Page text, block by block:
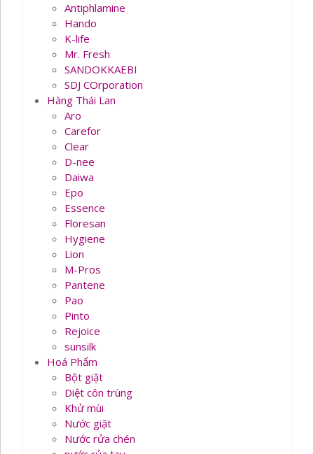
Antiphlamine
Hando
K-life
Mr. Fresh
SANDOKKAEBI
SDJ COrporation
Hàng Thái Lan
Aro
Carefor
Clear
D-nee
Daiwa
Epo
Essence
Floresan
Hygiene
Lion
M-Pros
Pantene
Pao
Pinto
Rejoice
sunsilk
Hoá Phẩm
Bột giặt
Diệt côn trùng
Khử mùi
Nước giặt
Nước rửa chén